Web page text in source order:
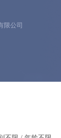
限公司